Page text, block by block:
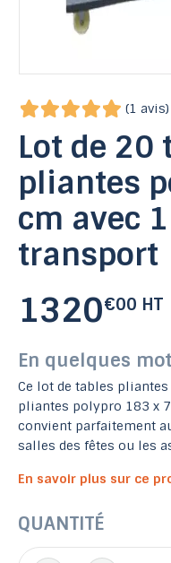
(1 avis)
Lot de 20
pliantes
cm avec
transport
1320€00 HT
En quelques
Ce lot de tables
pliantes polypro 183 x
convient parfaitement
salles des fêtes ou les
En savoir plus sur ce
QUANTITÉ